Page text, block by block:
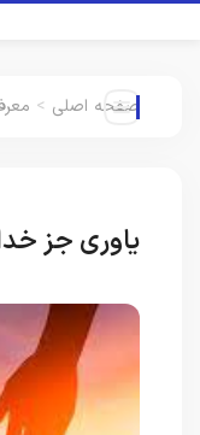
صفحه اصلی >
یاوری جز